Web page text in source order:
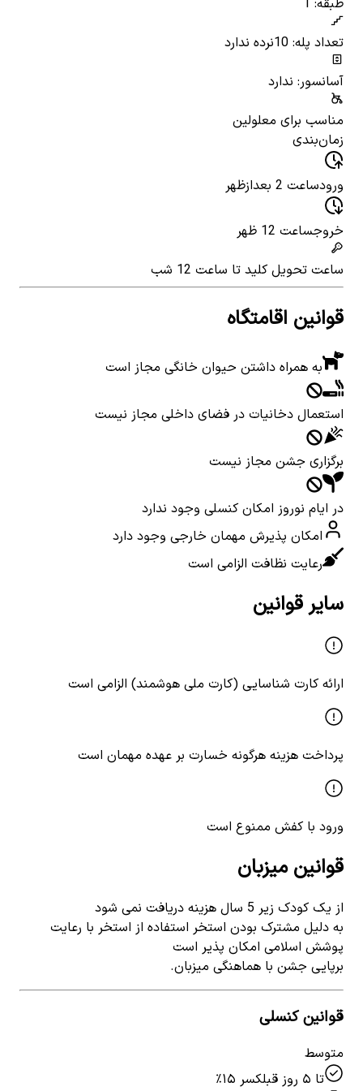
طبقه: 1
تعداد پله: 10
نرده ندارد
آسانسور: ندارد
مناسب برای معلولین
زمان‌بندی
ورودساعت 2 بعدازظهر
خروجساعت 12 ظهر
ساعت تحویل کلید تا ساعت 12 شب
قوانین اقامتگاه
به همراه داشتن حیوان خانگی مجاز است
استعمال دخانیات در فضای داخلی مجاز نیست
برگزاری جشن مجاز نیست
در ایام نوروز امکان کنسلی وجود ندارد
امکان پذیرش مهمان خارجی وجود دارد
رعایت نظافت الزامی است
سایر قوانین
ارائه کارت شناسایی (کارت ملی هوشمند) الزامی است
پرداخت هزینه هرگونه خسارت بر عهده مهمان است
ورود با کفش ممنوع است
قوانین میزبان
از یک کودک زیر 5 سال هزینه دریافت نمی شود
به دلیل مشترک بودن استخر استفاده از استخر با رعایت
پوشش اسلامی امکان پذیر است
برپایی جشن با هماهنگی میزبان.
قوانین کنسلی
متوسط
تا ۵ روز قبل
کسر ۱۵٪